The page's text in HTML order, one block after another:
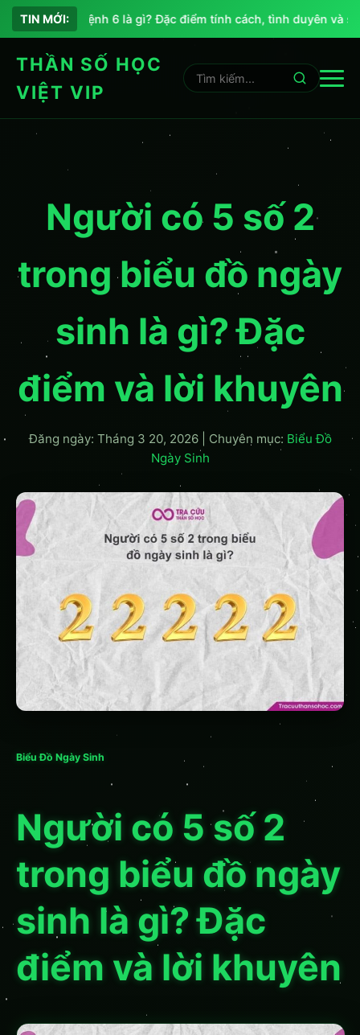
TIN MỚI:
Chỉ số sứ mệnh 6 là gì? Đặc điểm tính cách, tình duyên và sự
THẦN SỐ HỌC
VIỆT VIP
Người có 5 số 2
trong biểu đồ ngày
sinh là gì? Đặc
điểm và lời khuyên
Đăng ngày: Tháng 3 20, 2026| Chuyên mục: Biểu Đồ
Ngày Sinh
Biểu Đồ Ngày Sinh
Người có 5 số 2
trong biểu đồ ngày
sinh là gì? Đặc
điểm và lời khuyên